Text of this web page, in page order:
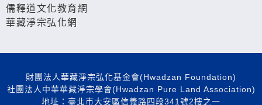
儒釋道文化教育網
華藏淨宗弘化網
財團法人華藏淨宗弘化基金會(Hwadzan Foundation)
社團法人中華華藏淨宗學會(Hwadzan Pure Land Association)
地址：臺北市大安區信義路四段341號2樓之一